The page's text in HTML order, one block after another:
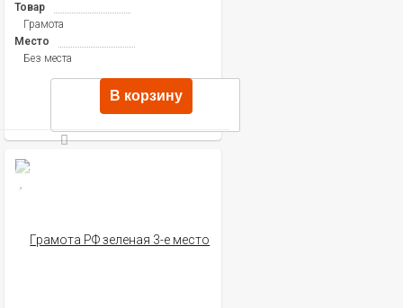
Товар
Грамота
Место
Без места
В корзину